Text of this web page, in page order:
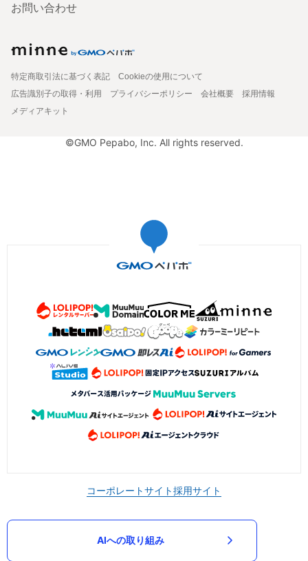
お問い合わせ
特定商取引法に基づく表記
Cookieの使用について
広告識別子の取得・利用
プライバシーポリシー 会社概要
採用情報
メディアキット
©GMO Pepabo, Inc. All rights reserved.
コーポレートサイト採用サイト
AIへの取り組み